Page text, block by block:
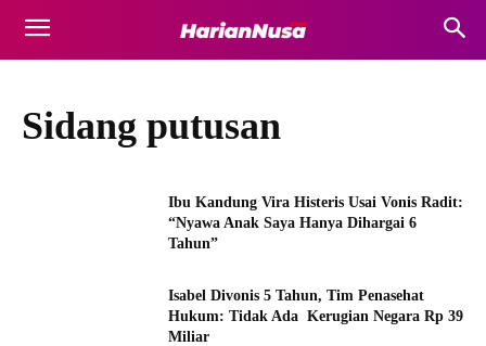
Sidang putusan
Ibu Kandung Vira Histeris Usai Vonis Radit:
“Nyawa Anak Saya Hanya Dihargai 6
Tahun”
Isabel Divonis 5 Tahun, Tim Penasehat
Hukum: Tidak Ada Kerugian Negara Rp 39
Miliar